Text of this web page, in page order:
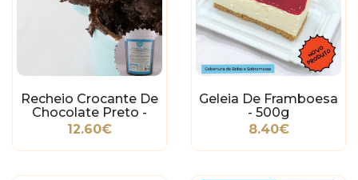
Recheio Crocante De
Chocolate Preto -
500g
12.60€
Geleia De Framboesa
- 500g
8.40€